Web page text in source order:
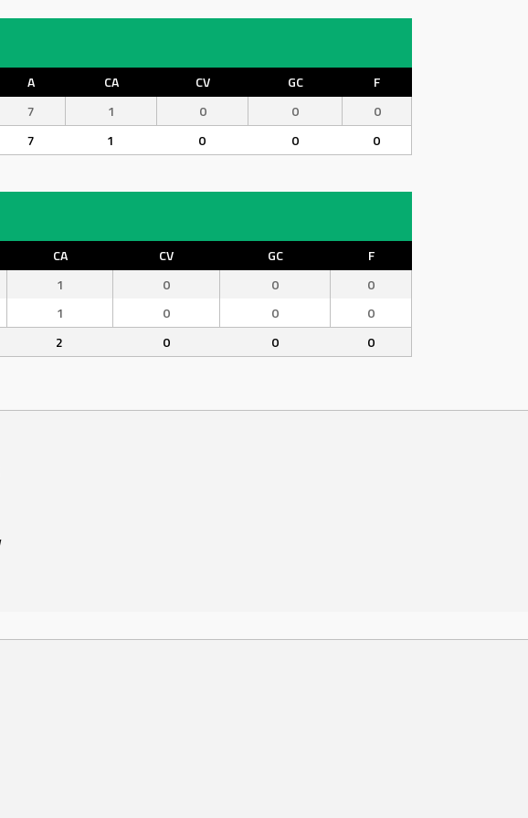
A CA CV GC
F
7 1 0 0
0
7 1 0 0 0
CA CV GC
F
1 0 0
0
1 0 0
0
2 0 0 0